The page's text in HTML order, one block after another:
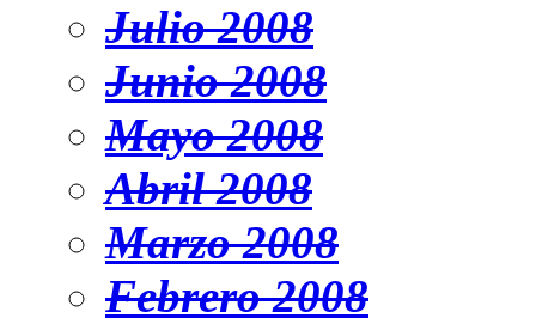
Julio 2008
Junio 2008
Mayo 2008
Abril 2008
Marzo 2008
Febrero 2008